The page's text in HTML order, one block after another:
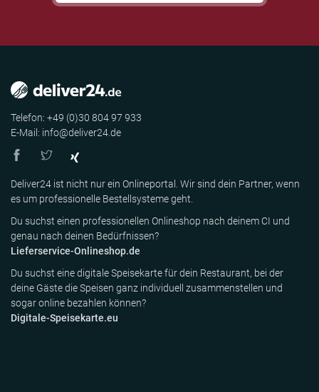
Telefon: +49 (0)30 804 97 933
E-Mail: info@deliver24.de
Deliver24 ist nicht nur ein Onlineportal. Wir sind dein Partner, wenn
es um professionelle Bestellsysteme geht.
Du suchst einen professionellen Onlineshop nach deinem CI und
genau nach deinen Bedürfnissen?
Lieferservice-Onlineshop.de
Du suchst eine digitale Speisekarte für dein Restaurant, bei der
deine Gäste die Speisen ganz individuell zusammenstellen und
sogar online bezahlen können?
Digitale-Speisekarte.eu